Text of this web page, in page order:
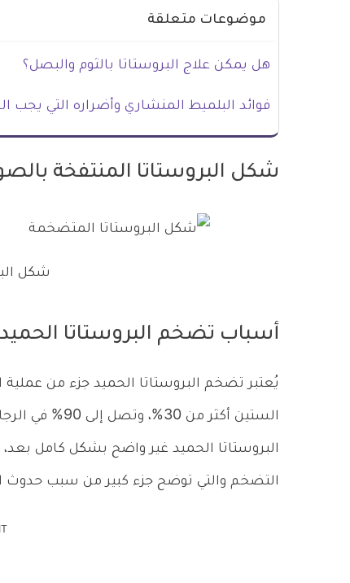
موضوعات متعلقة
هل يمكن علاج البروستاتا بالثوم والبصل؟
فوائد البلميط المنشاري وأضراره التي يجب
شكل البروستاتا المنتفخة
شكل
أسباب تضخم البروستاتا الحميد
يُعتبر تضخم البروستاتا الحميد جزء من
البروستاتا الحميد غير واضح بشكل كامل
التضخم والتي توضح جزء كبير من سبب حدوث